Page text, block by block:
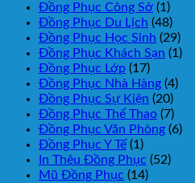
Đồng Phục Công Sở (1)
Đồng Phục Du Lịch (48)
Đồng Phục Học Sinh (29)
Đồng Phục Khách Sạn (1)
Đồng Phục Lớp (17)
Đồng Phục Nhà Hàng (4)
Đồng Phục Sự Kiện (20)
Đồng Phục Thể Thao (7)
Đồng Phục Văn Phòng (6)
Đồng Phục Y Tế (1)
In Thêu Đồng Phục (52)
Mũ Đồng Phục (14)